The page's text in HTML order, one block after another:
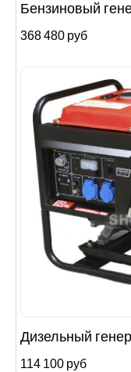
Бензиновый
368 480 руб
Дизельный
114 100 руб